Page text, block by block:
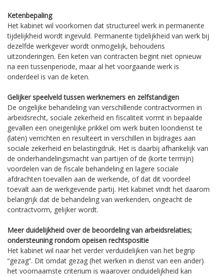
Ketenbepaling
Het kabinet wil voorkomen dat structureel werk in permanente
tijdelijkheid wordt ingevuld. Permanente tijdelijkheid van werk bij
dezelfde werkgever wordt onmogelijk, behoudens
uitzonderingen. Een keten van contracten begint niet opnieuw
na een tussenperiode, maar al het voorgaande werk is
onderdeel is van de keten.
Gelijker speelveld tussen werknemers en zelfstandigen
De ongelijke behandeling van verschillende contractvormen in
arbeidsrecht, sociale zekerheid en fiscaliteit vormt in bepaalde
gevallen een oneigenlijke prikkel om werk buiten loondienst te
(laten) verrichten en resulteert in verschillen in bijdrages aan
sociale zekerheid en belastingdruk. Het is daarbij afhankelijk van
de onderhandelingsmacht van partijen of de (korte termijn)
voordelen van de fiscale behandeling en lagere sociale
afdrachten toevallen aan de werkende, of dat dit voordeel
toevalt aan de werkgevende partij. Het kabinet vindt het daarom
belangrijk dat de behandeling van werkenden, ongeacht de
contractvorm, gelijker wordt.
Meer duidelijkheid over de beoordeling van arbeidsrelaties;
ondersteuning rondom opeisen rechtspositie
Het kabinet wil naar het verder verduidelijken van het begrip
“gezag”. Dit omdat gezag (het werken in dienst van een ander)
het voornaamste criterium is waarover onduidelijkheid kan